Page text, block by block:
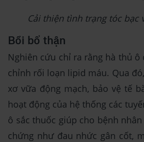
Cải thiện tình trạng tóc bạc
Bồi bổ thận
Nghiên cứu chỉ ra rằng hà thủ ô
chỉnh rối loạn lipid máu. Qua
xơ vữa động mạch, bảo vệ tế
hoạt động của hệ thống các
ô sắc thuốc giúp cho bệnh
chứng như đau nhức gân cốt,